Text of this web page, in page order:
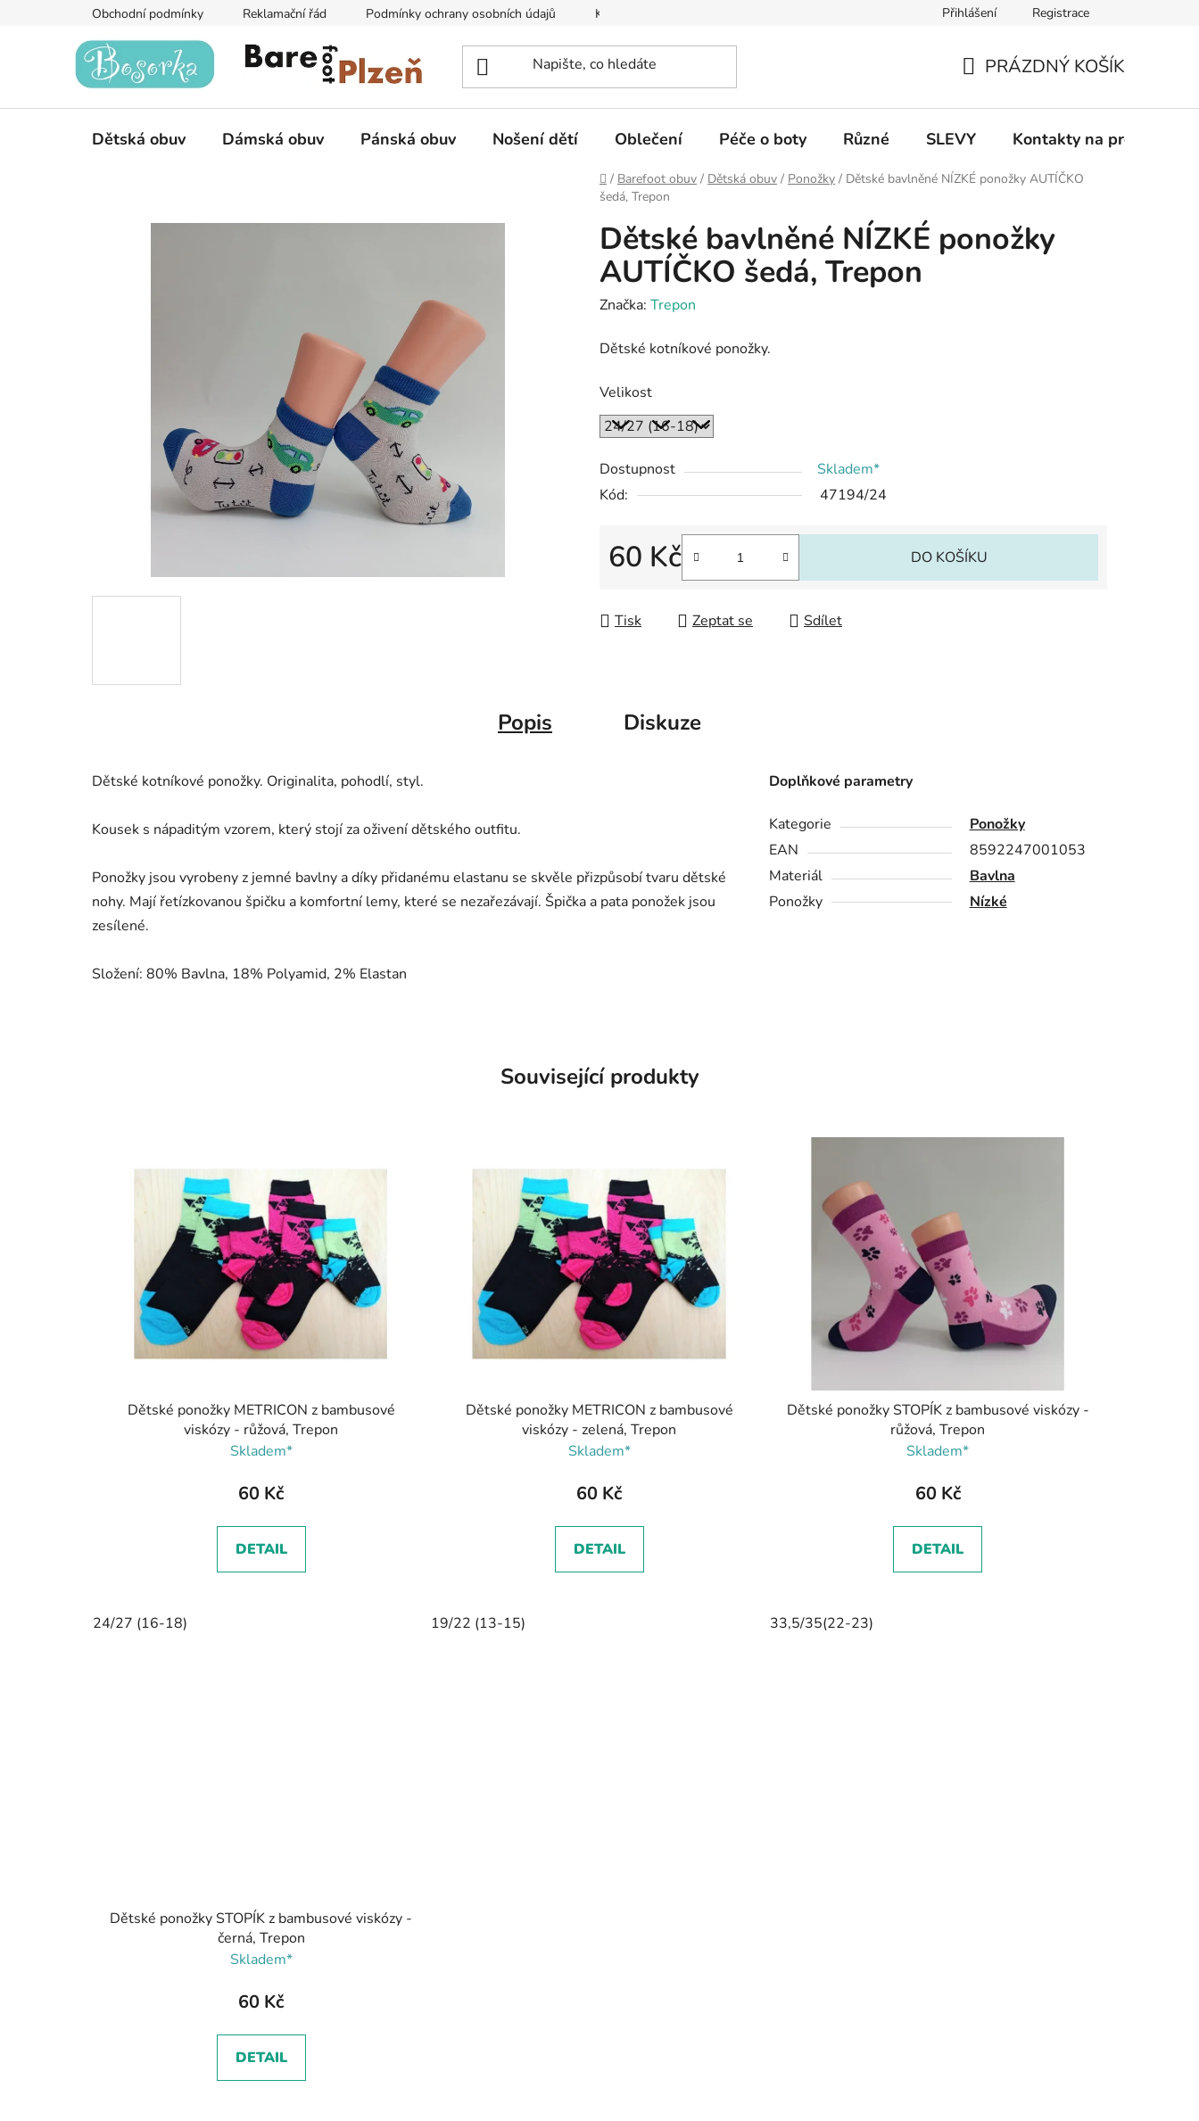
Obchodní podmínky Reklamační řád Podmínky ochrany osobních údajů Kontakty na prodejny Informace k on-line platbám Odstoupení od
Přihlášení Registrace
KOŠÍK
PRÁZDNÝ KOŠÍK
Dětská obuv Dámská obuv Pánská obuv Nošení dětí Oblečení Péče o boty Různé SLEVY Kontakty na prodejny
Domů
/ Barefoot obuv / Dětská obuv / Ponožky / Dětské bavlněné NÍZKÉ ponožky AUTÍČKO
šedá, Trepon
Dětské bavlněné NÍZKÉ ponožky
AUTÍČKO šedá, Trepon
Značka: Trepon
Dětské kotníkové ponožky.
Velikost
Dostupnost
Skladem*
Kód:
47194/24
60 Kč
Měrná cena:
DO KOŠÍKU
Tisk Zeptat se Sdílet
Popis Diskuze
Dětské kotníkové ponožky. Originalita, pohodlí, styl.
Kousek s nápaditým vzorem, který stojí za oživení dětského outfitu.
Ponožky jsou vyrobeny z jemné bavlny a díky přidanému elastanu se skvěle přizpůsobí tvaru dětské
nohy. Mají řetízkovanou špičku a komfortní lemy, které se nezařezávají. Špička a pata ponožek jsou
zesílené.
Složení: 80% Bavlna, 18% Polyamid, 2% Elastan
Doplňkové parametry
Kategorie
Ponožky
EAN
8592247001053
Materiál
Bavlna
Ponožky
Nízké
Související produkty
Dětské ponožky METRICON z bambusové
viskózy - růžová, Trepon
Skladem*
60 Kč
DETAIL
24/27 (16-18)
Dětské ponožky METRICON z bambusové
viskózy - zelená, Trepon
Skladem*
60 Kč
DETAIL
19/22 (13-15)
Dětské ponožky STOPÍK z bambusové viskózy -
růžová, Trepon
Skladem*
60 Kč
DETAIL
33,5/35(22-23)
Dětské ponožky STOPÍK z bambusové viskózy -
černá, Trepon
Skladem*
60 Kč
DETAIL